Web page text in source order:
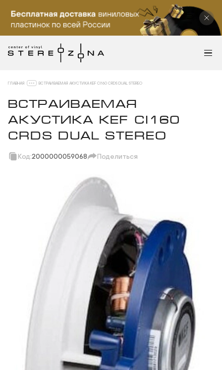
ГЛАВНАЯ ВСТРАИВАЕМАЯ АКУСТИКА KEF CI160 CRDS DUAL STEREO
ВСТРАИВАЕМАЯ
АКУСТИКА KEF CI160
CRDS DUAL STEREO
Код:2000000059068 Поделиться
Вотсап
Телеграм
Макс
ВКонтакте
Одноклассники